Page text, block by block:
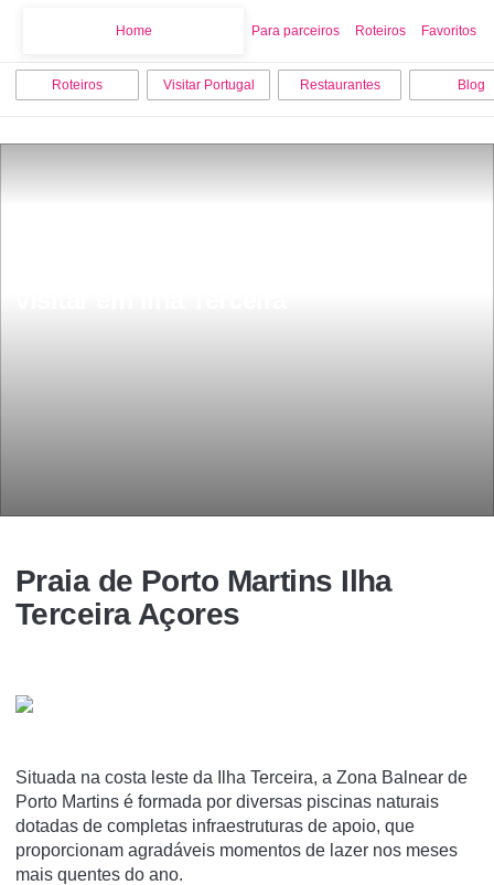
Home Para parceiros Roteiros Favoritos
Roteiros Visitar Portugal Restaurantes Blog
Praia de Porto Martins Ilha
Terceira Açores
Situada na costa leste da Ilha Terceira, a Zona Balnear de
Porto Martins é formada por diversas piscinas naturais
dotadas de completas infraestruturas de apoio, que
proporcionam agradáveis momentos de lazer nos meses
mais quentes do ano.